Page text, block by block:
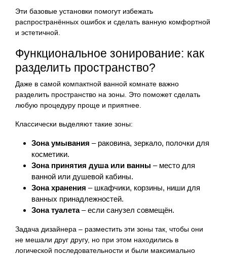
Эти базовые установки помогут избежать
распространённых ошибок и сделать ванную комфортной
и эстетичной.
Функциональное зонирование: как
разделить пространство?
Даже в самой компактной ванной комнате важно
разделить пространство на зоны. Это поможет сделать
любую процедуру проще и приятнее.
Классически выделяют такие зоны:
Зона умывания – раковина, зеркало, полочки для
косметики.
Зона принятия душа или ванны – место для
ванной или душевой кабины.
Зона хранения – шкафчики, корзины, ниши для
ванных принадлежностей.
Зона туалета– если санузел совмещён.
Задача дизайнера – разместить эти зоны так, чтобы они
не мешали друг другу, но при этом находились в
логической последовательности и были максимально